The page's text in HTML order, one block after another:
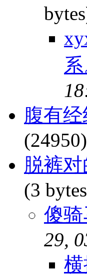
腹有经
(24950)
脱裤
(3
傻
29,